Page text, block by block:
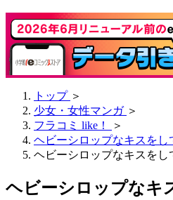
トップ ＞
少女・女性マンガ ＞
フラコミ like！
＞
ヘビーシロップなキスをし
ヘビーシロップなキスをし
ヘビーシロップなキ